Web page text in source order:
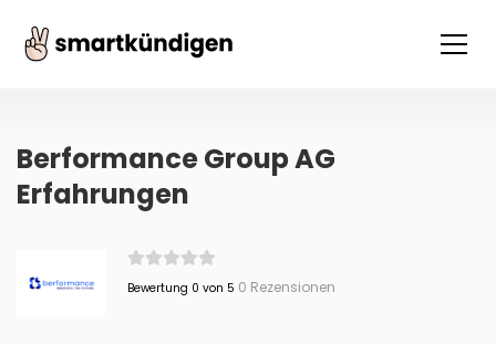
Berformance Group AG
Erfahrungen
Bewertung 0 von 5 0 Rezensionen